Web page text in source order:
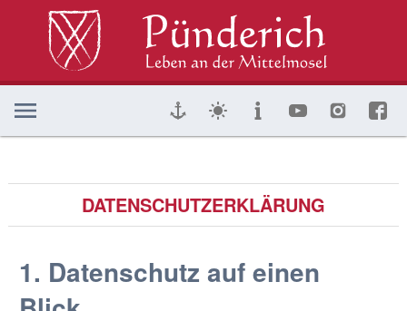
DATENSCHUTZERKLÄRUNG
1. Datenschutz auf einen